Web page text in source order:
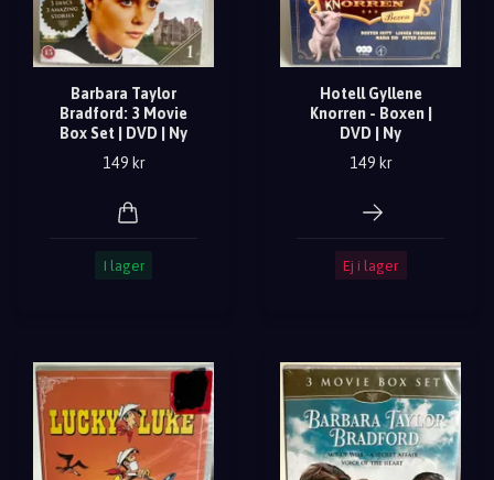
Barbara Taylor
Bradford: 3 Movie
Box Set | DVD | Ny
149 kr
I lager
Hotell Gyllene
Knorren - Boxen |
DVD | Ny
149 kr
Ej i lager